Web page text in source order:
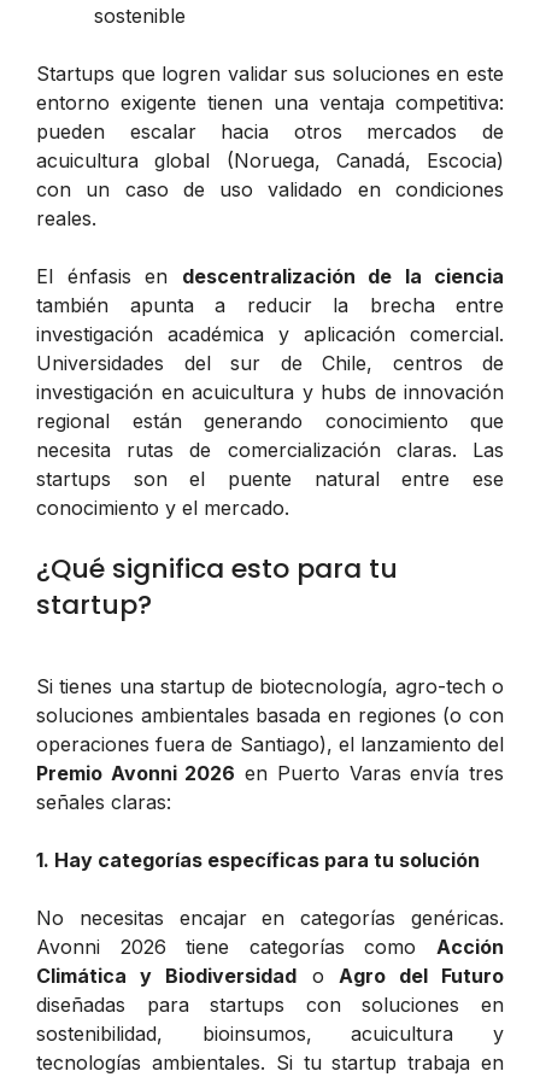
sostenible
Startups que logren validar sus soluciones en este
entorno exigente tienen una ventaja competitiva:
pueden escalar hacia otros mercados de
acuicultura global (Noruega, Canadá, Escocia)
con un caso de uso validado en condiciones
reales.
El énfasis en descentralización de la ciencia
también apunta a reducir la brecha entre
investigación académica y aplicación comercial.
Universidades del sur de Chile, centros de
investigación en acuicultura y hubs de innovación
regional están generando conocimiento que
necesita rutas de comercialización claras. Las
startups son el puente natural entre ese
conocimiento y el mercado.
¿Qué significa esto para tu
startup?
Si tienes una startup de biotecnología, agro-tech o
soluciones ambientales basada en regiones (o con
operaciones fuera de Santiago), el lanzamiento del
Premio Avonni 2026 en Puerto Varas envía tres
señales claras:
1. Hay categorías específicas para tu solución
No necesitas encajar en categorías genéricas.
Avonni 2026 tiene categorías como Acción
Climática y Biodiversidad o Agro del Futuro
diseñadas para startups con soluciones en
sostenibilidad, bioinsumos, acuicultura y
tecnologías ambientales. Si tu startup trabaja en